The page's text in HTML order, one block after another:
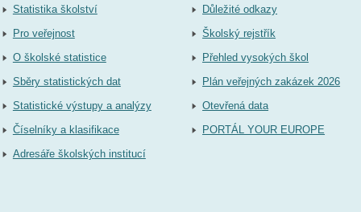
Statistika školství
Pro veřejnost
O školské statistice
Sběry statistických dat
Statistické výstupy a analýzy
Číselníky a klasifikace
Adresáře školských institucí
Důležité odkazy
Školský rejstřík
Přehled vysokých škol
Plán veřejných zakázek 2026
Otevřená data
PORTÁL YOUR EUROPE